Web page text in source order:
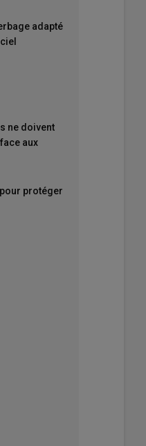
adapté
ne doivent
aux
protéger